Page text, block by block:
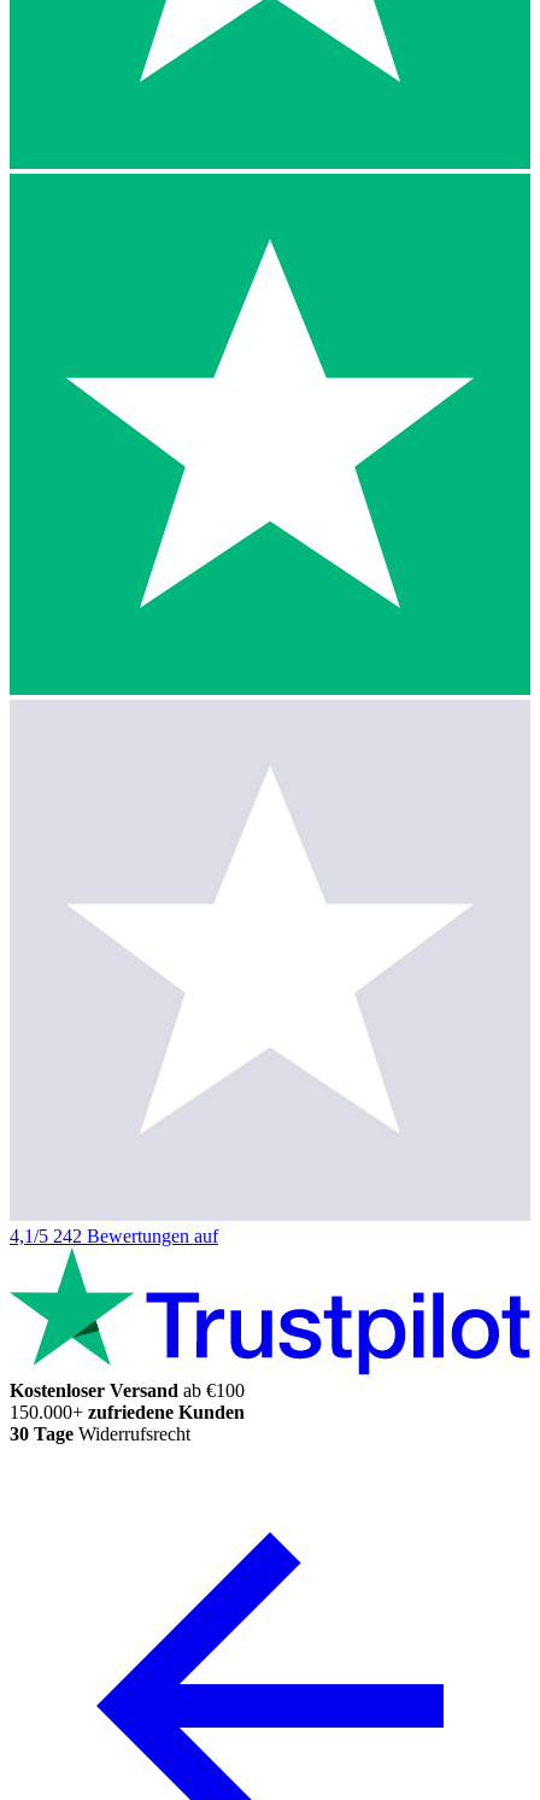
4,1/5 242 Bewertungen auf
Kostenloser Versand ab €100
150.000+ zufriedene Kunden
30 Tage Widerrufsrecht